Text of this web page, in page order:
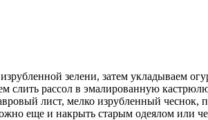
зелени, затем укладываем
слить рассол в эмалированную
лист, мелко изрубленный
еще и накрыть старым одеялом или